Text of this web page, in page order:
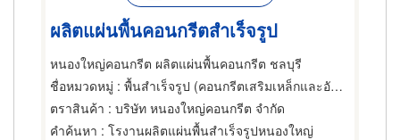
ผลิตแผ่นพื้นคอนกรีตสำเร็จรูป
หนองใหญ่คอนกรีต ผลิตแผ่นพื้นคอนกรีต ชลบุรี
ชื่อหมวดหมู่ : พื้นสำเร็จรูป (คอนกรีตเสริมเหล็กและอัดแรง),คอนกรีตเสริมเหล็ก,พื้นสำเร็จรูป (คอนกรีตเสริมเหล็กและอัดแรง)
ตราสินค้า : บริษัท หนองใหญ่คอนกรีต จำกัด
คำค้นหา : โรงานผลิตแผ่นพื้นสำเร็จรูปหนองใหญ่